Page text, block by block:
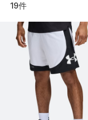
19件